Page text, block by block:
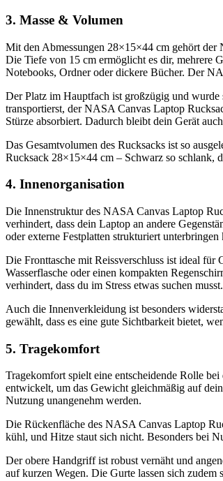
3. Masse & Volumen
Mit den Abmessungen 28×15×44 cm gehört
Die Tiefe von 15 cm ermöglicht es dir, mehrere
Notebooks, Ordner oder dickere Bücher. Der
Der Platz im Hauptfach ist großzügig und
transportierst, der NASA Canvas Laptop
Stürze absorbiert. Dadurch bleibt dein Gerät
Das Gesamtvolumen des Rucksacks ist so
Rucksack 28×15×44 cm – Schwarz so schlank,
4. Innenorganisation
Die Innenstruktur des NASA Canvas Laptop
verhindert, dass dein Laptop an andere
oder externe Festplatten strukturiert unterbringen
Die Fronttasche mit Reissverschluss ist ideal für
Wasserflasche oder einen kompakten
verhindert, dass du im Stress etwas suchen musst.
Auch die Innenverkleidung ist besonders
gewählt, dass es eine gute Sichtbarkeit bietet,
5. Tragekomfort
Tragekomfort spielt eine entscheidende Rolle
entwickelt, um das Gewicht gleichmäßig auf
Nutzung unangenehm werden.
Die Rückenfläche des NASA Canvas Laptop
kühl, und Hitze staut sich nicht. Besonders bei
Der obere Handgriff ist robust vernäht und
auf kurzen Wegen. Die Gurte lassen sich